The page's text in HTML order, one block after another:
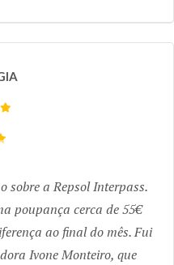
sobre a Repsol Interpass.
poupança cerca de 55€
ao final do mês. Fui
Ivone Monteiro, que